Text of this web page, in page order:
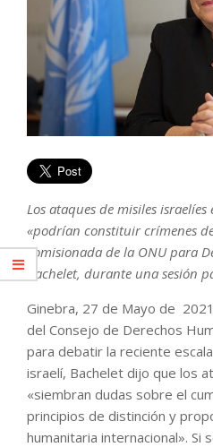
Los ataques de misiles
«podrían constituir crímenes
comisionada de la ONU para
Bachelet, durante una sesión
Ginebra, 27 de Mayo de
del Consejo de Derechos
para debatir la reciente
israelí, Bachelet dijo que los
«siembran dudas sobre el
principios de distinción y
humanitaria internacional». Si